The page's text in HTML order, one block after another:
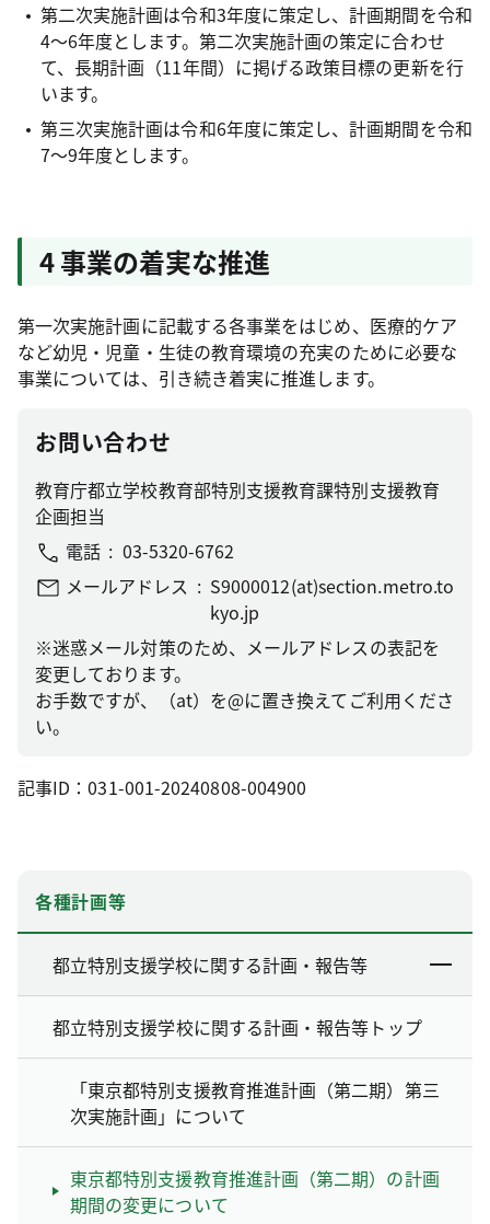
第二次実施計画は令和3年度に策定し、計画期間を令和
4～6年度とします。第二次実施計画の策定に合わせ
て、長期計画（11年間）に掲げる政策目標の更新を行
います。
第三次実施計画は令和6年度に策定し、計画期間を令和
7～9年度とします。
4 事業の着実な推進
第一次実施計画に記載する各事業をはじめ、医療的ケア
など幼児・児童・生徒の教育環境の充実のために必要な
事業については、引き続き着実に推進します。
お問い合わせ
教育庁都立学校教育部特別支援教育課特別支援教育
企画担当
電話
03-5320-6762
メールアドレス
S9000012(at)section.metro.to
kyo.jp
※迷惑メール対策のため、メールアドレスの表記を
変更しております。
お手数ですが、（at）を@に置き換えてご利用くださ
い。
記事ID：031-001-20240808-004900
各種計画等
都立特別支援学校に関する計画・報告等
都立特別支援学校に関する計画・報告等トップ
「東京都特別支援教育推進計画（第二期）第三
次実施計画」について
東京都特別支援教育推進計画（第二期）の計画
期間の変更について